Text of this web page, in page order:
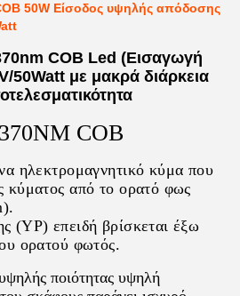
50W Είσοδος υψηλής απόδοσης
COB Led (Εισαγωγή
50Watt με μακρά διάρκεια
COB
ηλεκτρομαγνητικό κύμα που
κύματος από το ορατό φως
(ΥΡ) επειδή βρίσκεται έξω
ορατού φωτός.
ποιότητας υψηλή